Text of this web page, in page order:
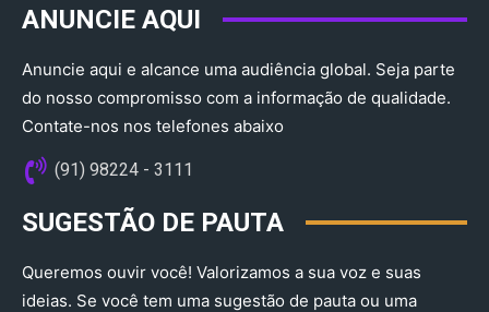
ANUNCIE AQUI
Anuncie aqui e alcance uma audiência global. Seja parte
do nosso compromisso com a informação de qualidade.
Contate-nos nos telefones abaixo
(91) 98224 - 3111
SUGESTÃO DE PAUTA
Queremos ouvir você! Valorizamos a sua voz e suas
ideias. Se você tem uma sugestão de pauta ou uma